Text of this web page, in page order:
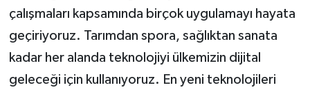
çalışmaları kapsamında birçok uygulamayı hayata
geçiriyoruz. Tarımdan spora, sağlıktan sanata
kadar her alanda teknolojiyi ülkemizin dijital
geleceği için kullanıyoruz. En yeni teknolojileri